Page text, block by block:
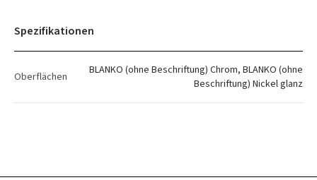
Spezifikationen
Oberflächen
BLANKO (ohne Beschriftung) Chrom, BLANKO (ohne
Beschriftung) Nickel glanz